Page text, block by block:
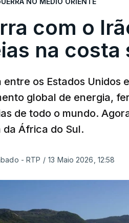
com o
na
entre os Estados Unidos
global de energia,
de todo o mundo.
da África do Sul.
- RTP / 13 Maio 2026, 12:58